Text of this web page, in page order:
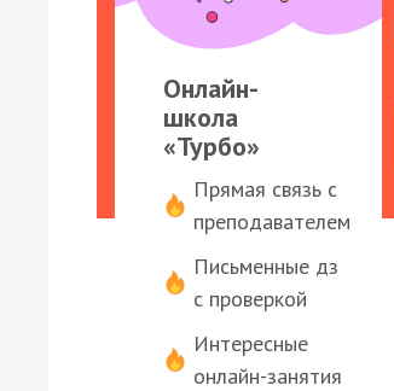
Онлайн-
школа
«Турбо»
Прямая связь с
преподавателем
Письменные дз
с проверкой
Интересные
онлайн-занятия